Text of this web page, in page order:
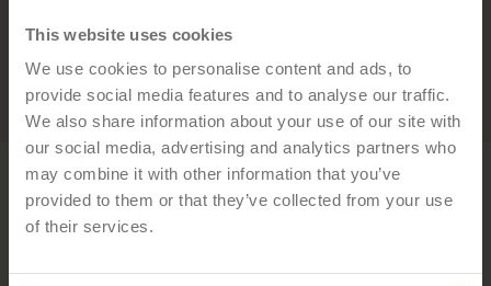
This website uses cookies
We use cookies to personalise content and ads, to
provide social media features and to analyse our traffic.
We also share information about your use of our site with
our social media, advertising and analytics partners who
may combine it with other information that you’ve
provided to them or that they’ve collected from your use
of their services.
Hvordan ser det ut når treasury, likviditet og
Vil du vite hvordan
Hypergene kan hjelpe deg?